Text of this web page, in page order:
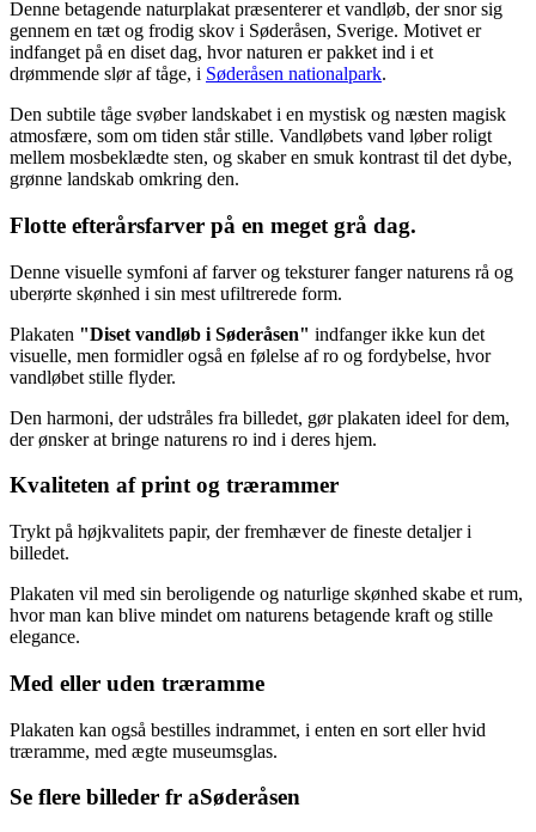
Denne betagende naturplakat præsenterer et vandløb, der snor sig
gennem en tæt og frodig skov i Søderåsen, Sverige. Motivet er
indfanget på en diset dag, hvor naturen er pakket ind i et
drømmende slør af tåge, i Søderåsen nationalpark.
Den subtile tåge svøber landskabet i en mystisk og næsten magisk
atmosfære, som om tiden står stille. Vandløbets vand løber roligt
mellem mosbeklædte sten, og skaber en smuk kontrast til det dybe,
grønne landskab omkring den.
Flotte efterårsfarver på en meget grå dag.
Denne visuelle symfoni af farver og teksturer fanger naturens rå og
uberørte skønhed i sin mest ufiltrerede form.
Plakaten "Diset vandløb i Søderåsen" indfanger ikke kun det
visuelle, men formidler også en følelse af ro og fordybelse, hvor
vandløbet stille flyder.
Den harmoni, der udstråles fra billedet, gør plakaten ideel for dem,
der ønsker at bringe naturens ro ind i deres hjem.
Kvaliteten af print og trærammer
Trykt på højkvalitets papir, der fremhæver de fineste detaljer i
billedet.
Plakaten vil med sin beroligende og naturlige skønhed skabe et rum,
hvor man kan blive mindet om naturens betagende kraft og stille
elegance.
Med eller uden træramme
Plakaten kan også bestilles indrammet, i enten en sort eller hvid
træramme, med ægte museumsglas.
Se flere billeder fr aSøderåsen